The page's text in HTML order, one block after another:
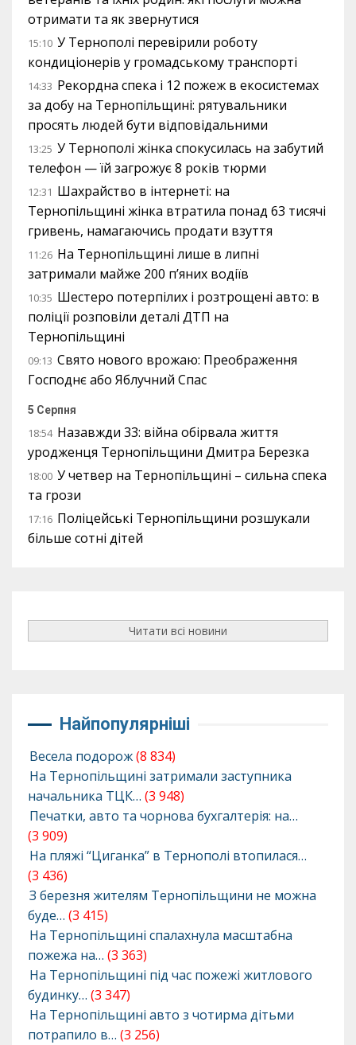
отримати та як звернутися
15:10 У Тернополі перевірили роботу
кондиціонерів у громадському транспорті
14:33 Рекордна спека і 12 пожеж в екосистемах
за добу на Тернопільщині: рятувальники
просять людей бути відповідальними
13:25 У Тернополі жінка спокусилась на забутий
телефон — їй загрожує 8 років тюрми
12:31 Шахрайство в інтернеті: на
Тернопільщині жінка втратила понад 63 тисячі
гривень, намагаючись продати взуття
11:26 На Тернопільщині лише в липні
затримали майже 200 п’яних водіїв
10:35 Шестеро потерпілих і розтрощені авто: в
поліції розповіли деталі ДТП на
Тернопільщині
09:13 Свято нового врожаю: Преображення
Господнє або Яблучний Спас
5 Серпня
18:54 Назавжди 33: війна обірвала життя
уродженця Тернопільщини Дмитра Березка
18:00 У четвер на Тернопільщині – сильна спека
та грози
17:16 Поліцейські Тернопільщини розшукали
більше сотні дітей
Читати всі новини
Найпопулярніші
Весела подорож(8 834)
На Тернопільщині затримали заступника
начальника ТЦК… (3 948)
Печатки, авто та чорнова бухгалтерія: на…
(3 909)
На пляжі “Циганка” в Тернополі втопилася…
(3 436)
З березня жителям Тернопільщини не можна
буде… (3 415)
На Тернопільщині спалахнула масштабна
пожежа на… (3 363)
На Тернопільщині під час пожежі житлового
будинку… (3 347)
На Тернопільщині авто з чотирма дітьми
потрапило в… (3 256)